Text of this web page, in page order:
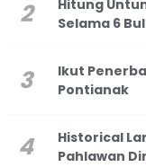
Hitung
Selama 6
Ikut
Pontianak
Historical
Pahlawan